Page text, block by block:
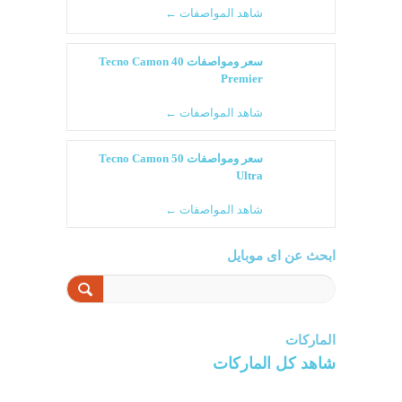
شاهد المواصفات ←
سعر ومواصفات Tecno Camon 40
Premier
شاهد المواصفات ←
سعر ومواصفات Tecno Camon 50
Ultra
شاهد المواصفات ←
ابحث عن اى موبايل
الماركات
شاهد كل الماركات